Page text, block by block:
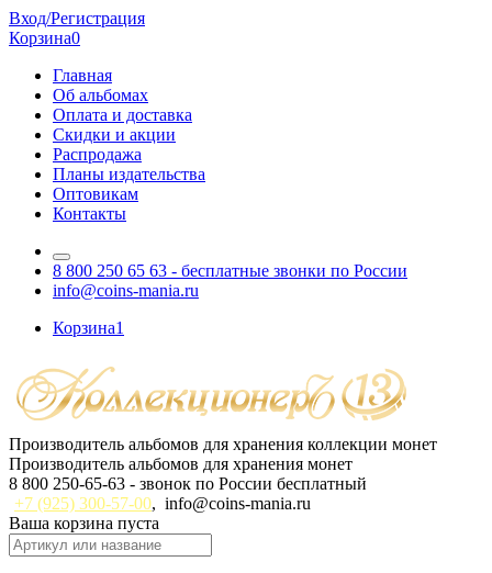
Вход/Регистрация
Корзина0
Главная
Об альбомах
Оплата и доставка
Скидки и акции
Распродажа
Планы издательства
Оптовикам
Контакты
8 800 250 65 63 - бесплатные звонки по России
info@coins-mania.ru
Корзина1
Производитель альбомов для хранения коллекции монет
Производитель альбомов для хранения монет
8 800 250-65-63 - звонок по России бесплатный
+7 (925) 300-57-00, info@coins-mania.ru
Ваша корзина пуста